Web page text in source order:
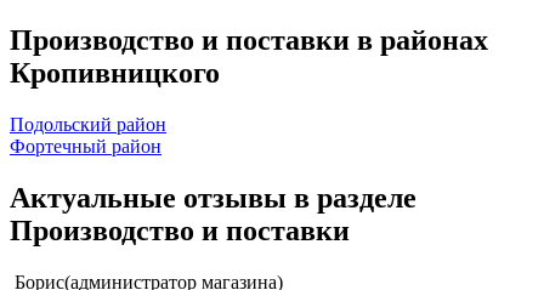
Производство и поставки в районах
Кропивницкого
Подольский район
Фортечный район
Актуальные отзывы в разделе
Производство и поставки
Борис(администратор магазина)